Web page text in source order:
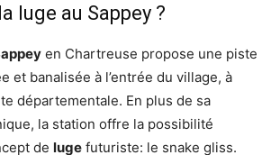
luge au Sappey ?
en Chartreuse propose une piste
et banalisée à l’entrée du village, à
départementale. En plus de sa
la station offre la possibilité
de luge futuriste: le snake gliss.